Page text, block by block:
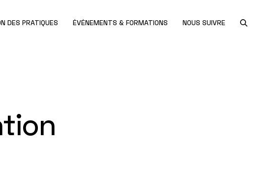
DES PRATIQUES ÉVÉNEMENTS & FORMATIONS NOUS SUIVRE